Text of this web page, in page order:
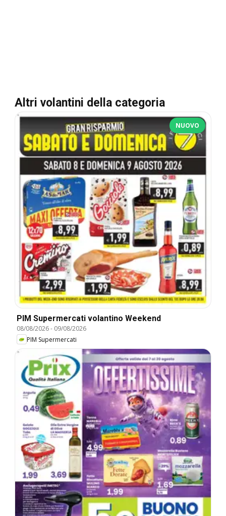
Altri volantini della categoria
NUOVO
PIM Supermercati volantino Weekend
08/08/2026- 09/08/2026
PIM Supermercati